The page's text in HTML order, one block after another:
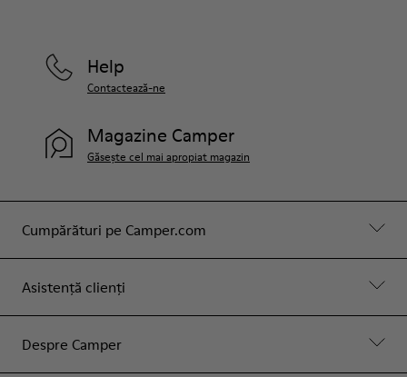
Cumpărături pe Camper.com
Asistență clienți
Despre Camper
Help
Contactează-ne
Magazine Camper
Găsește cel mai apropiat magazin